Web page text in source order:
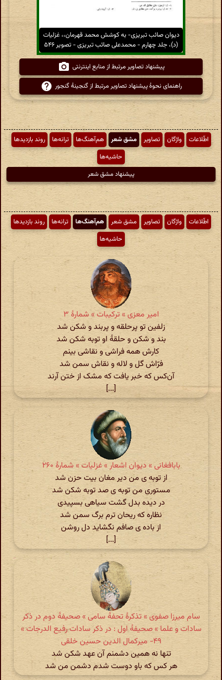
دیوان صائب تبریزی- به کوشش محمد قهرمان،، غزلیات
(د)، جلد چهارم - محمدعلی صائب تبریزی - تصویر ۵۴۶
پیشنهاد تصاویر مرتبط از منابع اینترنتی
راهنمای نحوهٔ پیشنهاد تصاویر مرتبط از گنجینهٔ گنجور
اطّلاعات واژگان تصاویر مشق شعر هم‌آهنگ‌ها ترانه‌ها
روند بازدیدها
حاشیه‌ها
پیشنهاد مشق شعر
اطّلاعات واژگان تصاویر مشق شعر هم‌آهنگ‌ها ترانه‌ها
روند بازدیدها
حاشیه‌ها
امیر معزی » ترکیبات » شمارهٔ ۳
زلفین تو پرحلقه و پربند و شکن شد
بند و شکن و حلقهٔ او توبه شکن شد
کارش همه فراشی و نقاشی بینم
فرّاش گل و لاله و نقاش سمن شد
آن‌کس‌ که خبر یافت‌ که مشک از ختن آرند
[...]
بابافغانی » دیوان اشعار » غزلیات » شمارهٔ ۲۶۰
از توبه ی من دیر مغان بیت حزن شد
مستوری من توبه ی صد توبه شکن شد
در دیده بدل گشت سیاهی بسپیدی
نظاره که ریحان ترم برگ سمن شد
از باده ی صافم نگشاید دل روشن
[...]
سام میرزا صفوی » تذکرهٔ تحفهٔ سامی » صحیفهٔ دوم در ذکر
سادات و علما » صحیفهٔ اول : در ذکر سادات رفیع الدرجات »
۴۹- میرکمال الدین حسین خلقی
تنها نه همین دشمنم آن عهد شکن شد
هر کس که باو دوست شدم دشمن من شد